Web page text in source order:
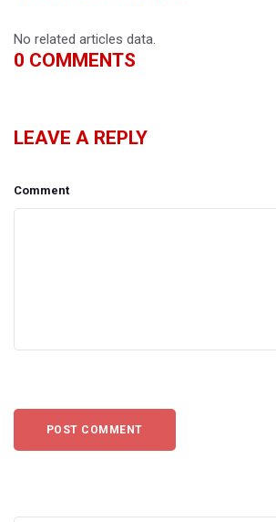
No related articles data.
0 COMMENTS
LEAVE A REPLY
Comment